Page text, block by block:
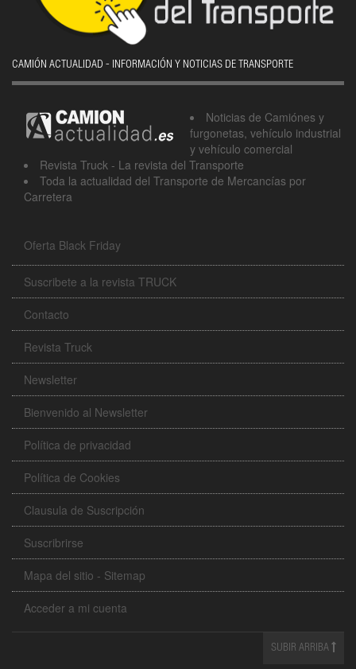
CAMIÓN ACTUALIDAD - INFORMACIÓN Y NOTICIAS DE TRANSPORTE
Noticias de Camiónes y
furgonetas, vehículo industrial
y vehículo comercial
Revista Truck - La revista del Transporte
Toda la actualidad del Transporte de Mercancías por
Carretera
Oferta Black Friday
Suscribete a la revista TRUCK
Contacto
Revista Truck
Newsletter
Bienvenido al Newsletter
Política de privacidad
Política de Cookies
Clausula de Suscripción
Suscribrirse
Mapa del sitio - Sitemap
Acceder a mi cuenta
SUBIR ARRIBA